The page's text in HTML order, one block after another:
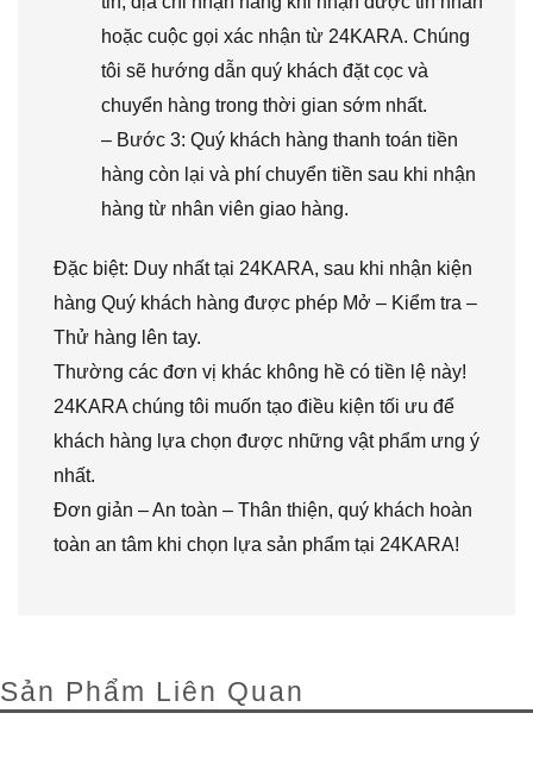
hoặc cuộc gọi xác nhận từ 24KARA. Chúng
tôi sẽ hướng dẫn quý khách đặt cọc và
chuyển hàng trong thời gian sớm nhất.
– Bước 3: Quý khách hàng thanh toán tiền
hàng còn lại và phí chuyển tiền sau khi nhận
hàng từ nhân viên giao hàng.
Đặc biệt: Duy nhất tại 24KARA, sau khi nhận kiện
hàng Quý khách hàng được phép Mở – Kiểm tra –
Thử hàng lên tay.
Thường các đơn vị khác không hề có tiền lệ này!
24KARA chúng tôi muốn tạo điều kiện tối ưu để
khách hàng lựa chọn được những vật phẩm ưng ý
nhất.
Đơn giản – An toàn – Thân thiện, quý khách hoàn
toàn an tâm khi chọn lựa sản phẩm tại 24KARA!
Sản Phẩm Liên Quan